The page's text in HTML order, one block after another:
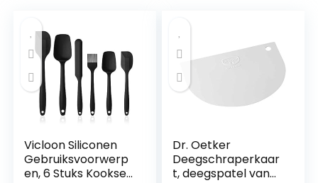
Vicloon Siliconen
Gebruiksvoorwerp
en, 6 Stuks Kookset
Dr. Oetker
Deegschraperkaar
t, deegspatel van